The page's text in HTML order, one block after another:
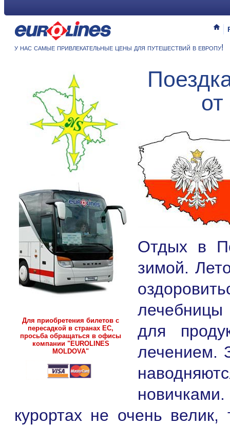
у нас самые привлекательные цены для путешествий в европу!
Для приобретения билетов с
пересадкой в странах ЕС,
просьба обращаться в офисы
компании "EUROLINES
MOLDOVA"
Отдых в
зимой.
лечебницы
для
лечением.
курортах не очень